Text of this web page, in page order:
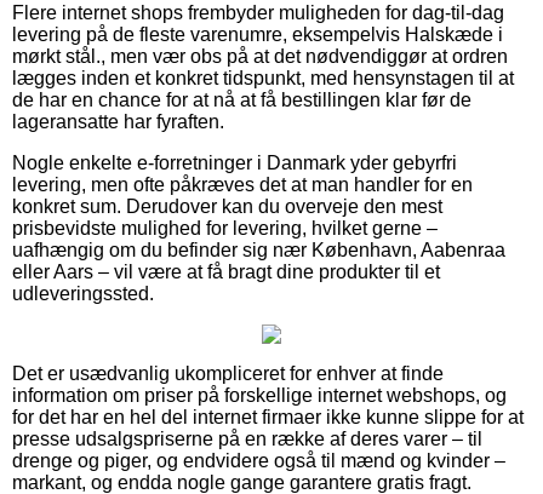
Flere internet shops frembyder muligheden for dag-til-dag
levering på de fleste varenumre, eksempelvis Halskæde i
mørkt stål., men vær obs på at det nødvendiggør at ordren
lægges inden et konkret tidspunkt, med hensynstagen til at
de har en chance for at nå at få bestillingen klar før de
lageransatte har fyraften.
Nogle enkelte e-forretninger i Danmark yder gebyrfri
levering, men ofte påkræves det at man handler for en
konkret sum. Derudover kan du overveje den mest
prisbevidste mulighed for levering, hvilket gerne –
uafhængig om du befinder sig nær København, Aabenraa
eller Aars – vil være at få bragt dine produkter til et
udleveringssted.
Det er usædvanlig ukompliceret for enhver at finde
information om priser på forskellige internet webshops, og
for det har en hel del internet firmaer ikke kunne slippe for at
presse udsalgspriserne på en række af deres varer – til
drenge og piger, og endvidere også til mænd og kvinder –
markant, og endda nogle gange garantere gratis fragt.